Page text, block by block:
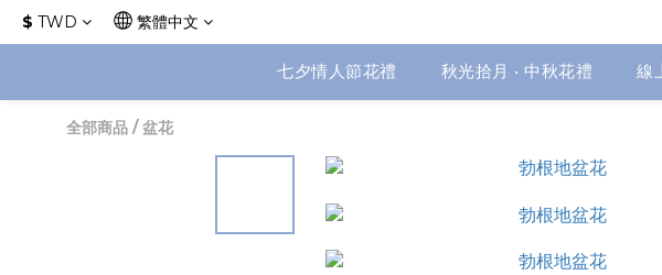
$ TWD 繁體中文
七夕情人節花禮 秋光拾月 • 中秋花禮 線
全部商品 /盆花